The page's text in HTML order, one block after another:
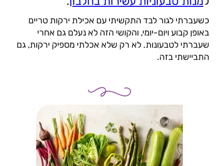
כשעברתי לגור לבד התקשיתי עם אכילת ירקות טריים
באופן קבוע ויום-יומי, והקושי הזה לא נעלם גם אחרי
שעברתי לטבעונות. לא רק שלא אכלתי מספיק ירקות, גם
התביישתי בזה.